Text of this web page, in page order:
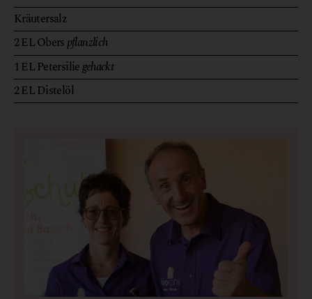
Kräutersalz
2ELOberspflanzlich
1 ELPetersiliegehackt
2ELDistelöl